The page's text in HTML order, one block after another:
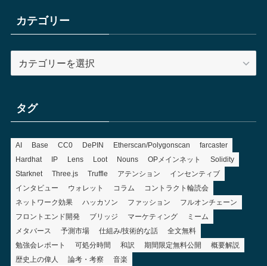
カテゴリー
テ
ー
タグ
AI Base CC0 DePIN Etherscan/Polygonscan
farcaster
Hardhat
IP Lens Loot Nouns OPメインネット
Solidity
Starknet
Three.js Truffle アテンション
インセンティブ
インタビュー
ウォレット コラム
コントラクト輪読会
ネットワーク効果
ハッカソン ファッション
フルオンチェーン
フロントエンド開発
ブリッジ マーケティング
ミーム
メタバース
予測市場 仕組み/技術的な話
全文無料
勉強会レポート
可処分時間 和訳 期間限定無料公開
概要解説
歴史上の偉人
論考・考察 音楽